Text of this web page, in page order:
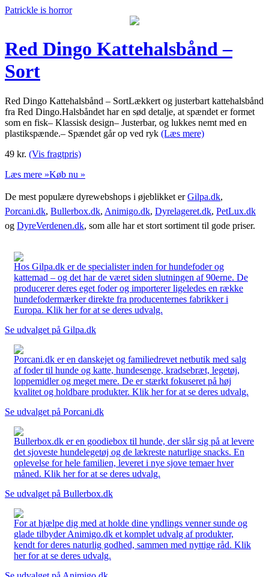
Patrickle is horror
Red Dingo Kattehalsbånd –
Sort
Red Dingo Kattehalsbånd – SortLækkert og justerbart kattehalsbånd
fra Red Dingo.Halsbåndet har en sød detalje, at spændet er formet
som en fisk– Klassisk design– Justerbar, og lukkes nemt med en
plastikspænde.– Spændet går op ved ryk (Læs mere)
49 kr. (Vis fragtpris)
Læs mere »Køb nu »
De mest populære dyrewebshops i øjeblikket erGilpa.dk,
Porcani.dk, Bullerbox.dk, Animigo.dk, Dyrelageret.dk, PetLux.dk
og DyreVerdenen.dk, som alle har et stort sortiment til gode priser.
Hos Gilpa.dk er de specialister inden for hundefoder og
kattemad – og det har de været siden slutningen af 90erne. De
producerer deres eget foder og importerer ligeledes en række
hundefodermærker direkte fra producenternes fabrikker i
Europa. Klik her for at se deres udvalg.
Se udvalget på Gilpa.dk
Porcani.dk er en danskejet og familiedrevet netbutik med salg
af foder til hunde og katte, hundesenge, kradsebræt, legetøj,
loppemidler og meget mere. De er stærkt fokuseret på høj
kvalitet og holdbare produkter. Klik her for at se deres udvalg.
Se udvalget på Porcani.dk
Bullerbox.dk er en goodiebox til hunde, der slår sig på at levere
det sjoveste hundelegetøj og de lækreste naturlige snacks. En
oplevelse for hele familien, leveret i nye sjove temaer hver
måned. Klik her for at se deres udvalg.
Se udvalget på Bullerbox.dk
For at hjælpe dig med at holde dine yndlings venner sunde og
glade tilbyder Animigo.dk et komplet udvalg af produkter,
kendt for deres naturlig godhed, sammen med nyttige råd. Klik
her for at se deres udvalg.